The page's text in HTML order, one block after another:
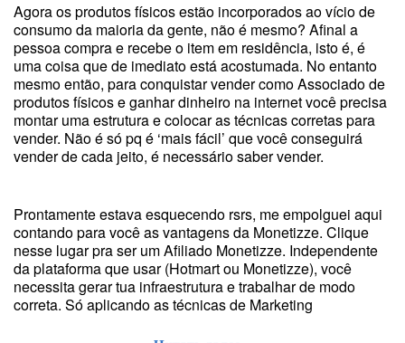
Agora os produtos físicos estão incorporados ao vício de
consumo da maioria da gente, não é mesmo? Afinal a
pessoa compra e recebe o item em residência, isto é, é
uma coisa que de imediato está acostumada. No entanto
mesmo então, para conquistar vender como Associado de
produtos físicos e ganhar dinheiro na internet você precisa
montar uma estrutura e colocar as técnicas corretas para
vender. Não é só pq é ‘mais fácil’ que você conseguirá
vender de cada jeito, é necessário saber vender.
Prontamente estava esquecendo rsrs, me empolguei aqui
contando para você as vantagens da Monetizze. Clique
nesse lugar pra ser um Afiliado Monetizze. Independente
da plataforma que usar (Hotmart ou Monetizze), você
necessita gerar tua infraestrutura e trabalhar de modo
correta. Só aplicando as técnicas de Marketing